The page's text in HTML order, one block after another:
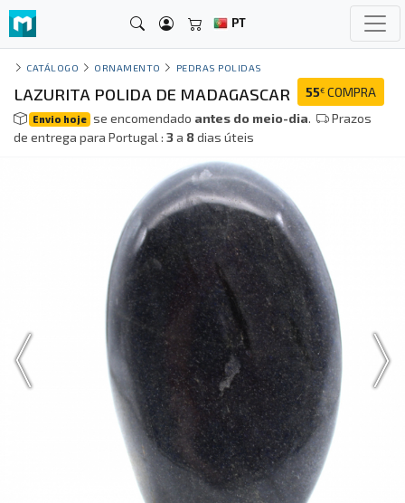
PT
CATÁLOGO ORNAMENTO PEDRAS POLIDAS
55€ COMPRA
LAZURITA POLIDA DE MADAGASCAR
Envio hoje se encomendado antes do meio-dia.
Prazos
de entrega para Portugal : 3a 8dias úteis